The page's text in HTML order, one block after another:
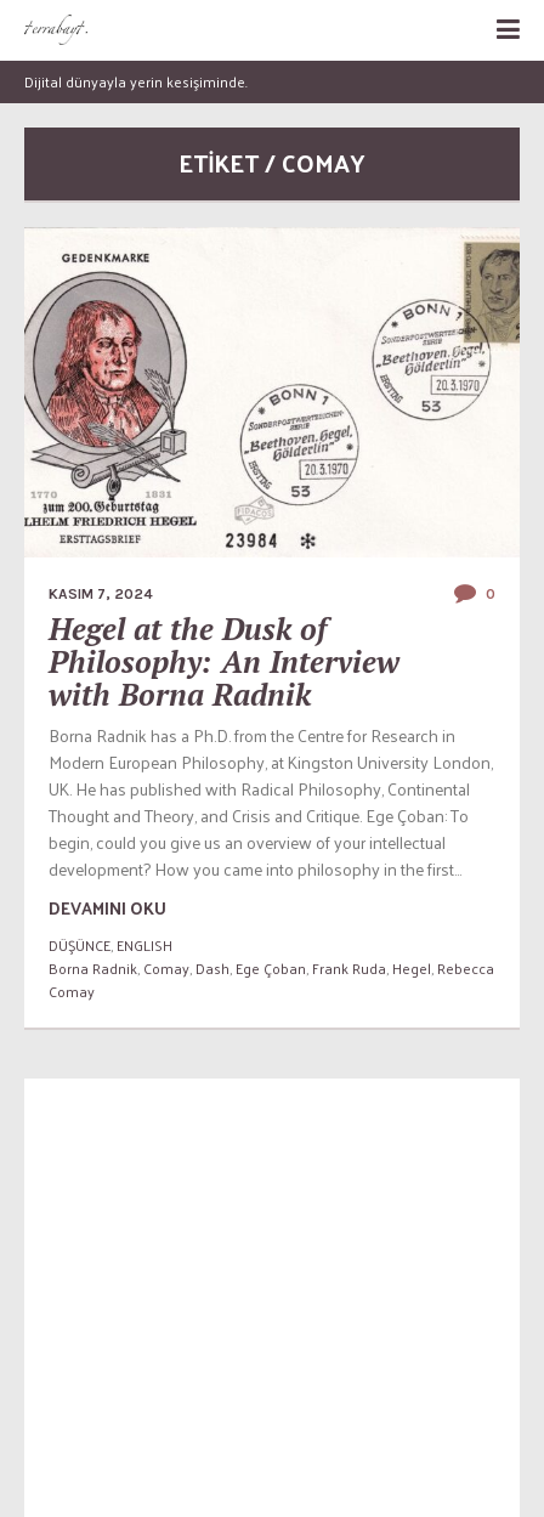
Dijital dünyayla yerin kesişiminde.
ETİKET / COMAY
KASIM 7, 2024 0
Hegel at the Dusk of
Philosophy: An Interview
with Borna Radnik
Borna Radnik has a Ph.D. from the Centre for Research in
Modern European Philosophy, at Kingston University London,
UK. He has published with Radical Philosophy, Continental
Thought and Theory, and Crisis and Critique. Ege Çoban: To
begin, could you give us an overview of your intellectual
development? How you came into philosophy in the first...
DEVAMINI OKU
DÜŞÜNCE,ENGLISH
Borna Radnik,Comay,Dash,Ege Çoban,Frank Ruda,Hegel,Rebecca
Comay